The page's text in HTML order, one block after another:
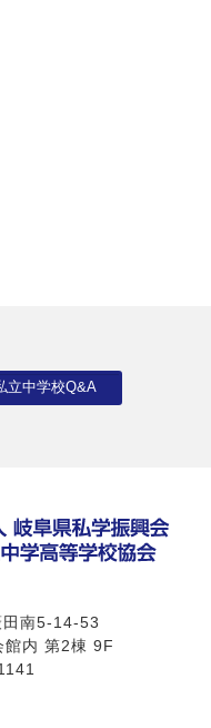
立中学校Q&A
田南5-14-53
館内 第2棟 9F